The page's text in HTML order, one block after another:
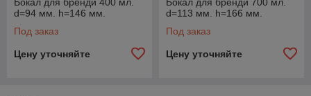
d=94 мм. h=146 мм.
Под заказ
Цену уточняйте
d=113 мм. h=166 мм.
Под заказ
Цену уточняйте